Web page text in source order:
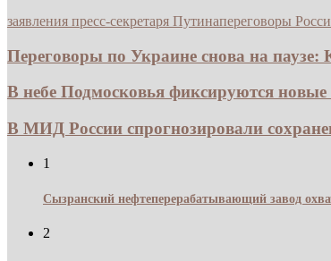
заявления пресс-секретаря Путинапереговоры
Переговоры по Украине снова на паузе:
В небе Подмосковья фиксируются новые
В МИД России спрогнозировали
1
Сызранский нефтеперерабатывающий завод
2